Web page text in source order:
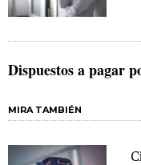
Dispuestos a pagar
MIRA TAMBIÉN